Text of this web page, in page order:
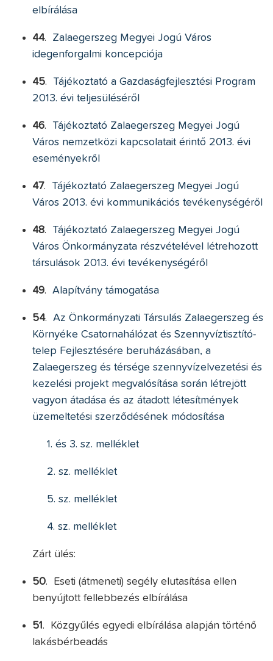
elbírálása
44.
Zalaegerszeg Megyei Jogú Város
idegenforgalmi koncepciója
45.
Tájékoztató a Gazdaságfejlesztési Program
2013. évi teljesüléséről
46.
Tájékoztató Zalaegerszeg Megyei Jogú
Város nemzetközi kapcsolatait érintő 2013. évi
eseményekről
47.
Tájékoztató Zalaegerszeg Megyei Jogú
Város 2013. évi kommunikációs tevékenységéről
48.
Tájékoztató Zalaegerszeg Megyei Jogú
Város Önkormányzata részvételével létrehozott
társulások 2013. évi tevékenységéről
49. Alapítvány támogatása
54.
Az Önkormányzati Társulás Zalaegerszeg és
Környéke Csatornahálózat és Szennyvíztisztító-
telep Fejlesztésére beruházásában, a
Zalaegerszeg és térsége szennyvízelvezetési és
kezelési projekt megvalósítása során létrejött
vagyon átadása és az átadott létesítmények
üzemeltetési szerződésének módosítása
1. és 3. sz. melléklet
2. sz. melléklet
5. sz. melléklet
4. sz. melléklet
Zárt ülés:
50. Eseti (átmeneti) segély elutasítása ellen
benyújtott fellebbezés elbírálása
51. Közgyűlés egyedi elbírálása alapján történő
lakásbérbeadás